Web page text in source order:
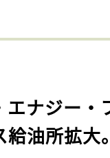
エナジー・
給油所拡大